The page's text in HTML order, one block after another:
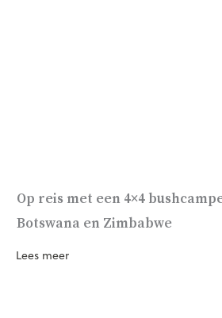
Op reis met een 4×4
Botswana en Zimbabwe
Lees meer